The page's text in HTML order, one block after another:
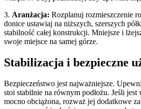
3. Aranżacja: Rozplanuj rozmieszczenie
donice ustawiaj na niższych, szerszych
stabilność całej konstrukcji. Mniejsze i
swoje miejsce na samej górze.
Stabilizacja i bezpieczne
Bezpieczeństwo jest najważniejsze.
stoi stabilnie na równym podłożu. Jeśli jest
mocno obciążona, rozważ jej dodatkowe